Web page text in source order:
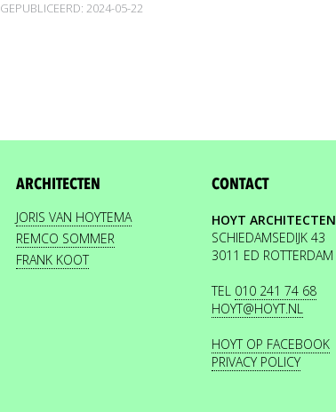
GEPUBLICEERD: 2024-05-22
ARCHITECTEN
JORIS VAN HOYTEMA
REMCO SOMMER
FRANK KOOT
CONTACT
HOYT ARCHITECTEN
SCHIEDAMSEDIJK 43
3011 ED ROTTERDAM
TEL 010 241 74 68
HOYT@HOYT.NL
HOYT OP FACEBOOK
PRIVACY POLICY